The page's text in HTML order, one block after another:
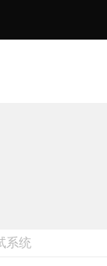
系统